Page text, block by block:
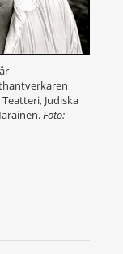
Judiska
Foto: